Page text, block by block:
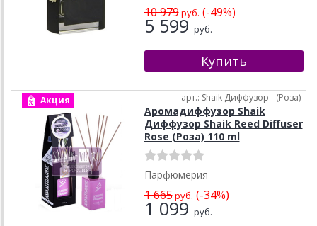
10 979руб.(-49%)
5 599 руб.
Акция арт.: Shaik Диффузор - (Роза)
Аромадиффузор Shaik
Диффузор Shaik Reed Diffuser
Rose (Роза) 110 ml
Парфюмерия
1 665руб.(-34%)
1 099 руб.